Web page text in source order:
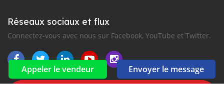
Appeler le vendeur Envoyer le message
Réseaux sociaux et flux
Connectez-vous avec nous sur Facebook, YouTube et Twitter.